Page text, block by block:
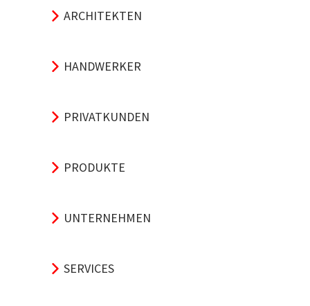
ARCHITEKTEN
HANDWERKER
PRIVATKUNDEN
PRODUKTE
UNTERNEHMEN
SERVICES